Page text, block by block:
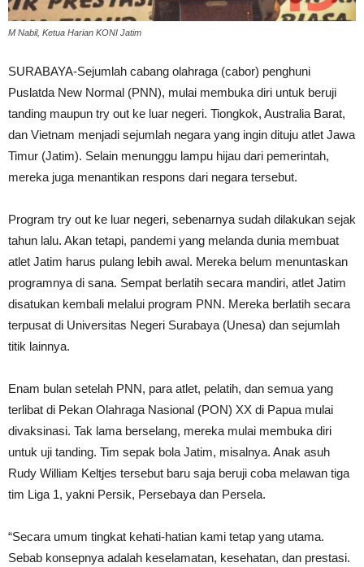
M Nabil, Ketua Harian KONI Jatim
SURABAYA-Sejumlah cabang olahraga (cabor) penghuni
Puslatda New Normal (PNN), mulai membuka diri untuk beruji
tanding maupun try out ke luar negeri. Tiongkok, Australia Barat,
dan Vietnam menjadi sejumlah negara yang ingin dituju atlet Jawa
Timur (Jatim). Selain menunggu lampu hijau dari pemerintah,
mereka juga menantikan respons dari negara tersebut.
Program try out ke luar negeri, sebenarnya sudah dilakukan sejak
tahun lalu. Akan tetapi, pandemi yang melanda dunia membuat
atlet Jatim harus pulang lebih awal. Mereka belum menuntaskan
programnya di sana. Sempat berlatih secara mandiri, atlet Jatim
disatukan kembali melalui program PNN. Mereka berlatih secara
terpusat di Universitas Negeri Surabaya (Unesa) dan sejumlah
titik lainnya.
Enam bulan setelah PNN, para atlet, pelatih, dan semua yang
terlibat di Pekan Olahraga Nasional (PON) XX di Papua mulai
divaksinasi. Tak lama berselang, mereka mulai membuka diri
untuk uji tanding. Tim sepak bola Jatim, misalnya. Anak asuh
Rudy William Keltjes tersebut baru saja beruji coba melawan tiga
tim Liga 1, yakni Persik, Persebaya dan Persela.
“Secara umum tingkat kehati-hatian kami tetap yang utama.
Sebab konsepnya adalah keselamatan, kesehatan, dan prestasi.